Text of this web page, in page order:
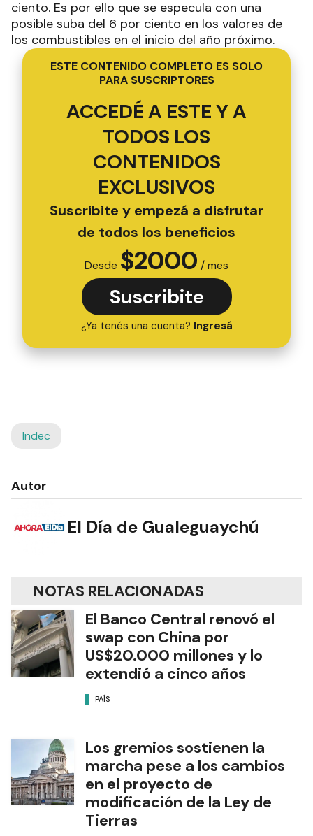
ciento. Es por ello que se especula con una
posible suba del 6 por ciento en los valores de
los combustibles en el inicio del año próximo.
ESTE CONTENIDO COMPLETO ES SOLO
PARA SUSCRIPTORES
ACCEDÉ A ESTE Y A
TODOS LOS
CONTENIDOS
EXCLUSIVOS
Suscribite y empezá a disfrutar
de todos los beneficios
Desde $2000 / mes
Suscribite
¿Ya tenés una cuenta? Ingresá
Indec
Autor
El Día de Gualeguaychú
NOTAS RELACIONADAS
El Banco Central renovó el
swap con China por
US$20.000 millones y lo
extendió a cinco años
PAÍS
Los gremios sostienen la
marcha pese a los cambios
en el proyecto de
modificación de la Ley de
Tierras